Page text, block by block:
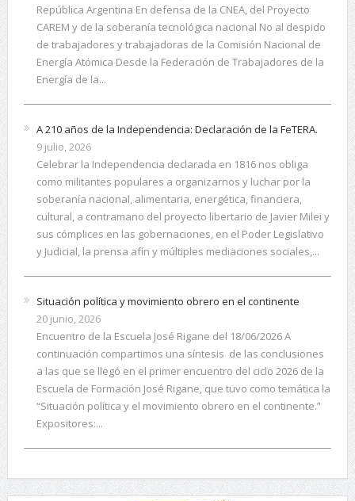
República Argentina En defensa de la CNEA, del Proyecto
CAREM y de la soberanía tecnológica nacional No al despido
de trabajadores y trabajadoras de la Comisión Nacional de
Energía Atómica Desde la Federación de Trabajadores de la
Energía de la...
A 210 años de la Independencia: Declaración de la FeTERA.
9 julio, 2026
Celebrar la Independencia declarada en 1816 nos obliga
como militantes populares a organizarnos y luchar por la
soberanía nacional, alimentaria, energética, financiera,
cultural, a contramano del proyecto libertario de Javier Milei y
sus cómplices en las gobernaciones, en el Poder Legislativo
y Judicial, la prensa afín y múltiples mediaciones sociales,...
Situación política y movimiento obrero en el continente
20 junio, 2026
Encuentro de la Escuela José Rigane del 18/06/2026 A
continuación compartimos una síntesis de las conclusiones
a las que se llegó en el primer encuentro del ciclo 2026 de la
Escuela de Formación José Rigane, que tuvo como temática la
“Situación política y el movimiento obrero en el continente.”
Expositores:...